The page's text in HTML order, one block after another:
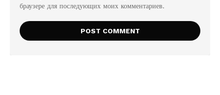
браузере для последующих моих комментариев.